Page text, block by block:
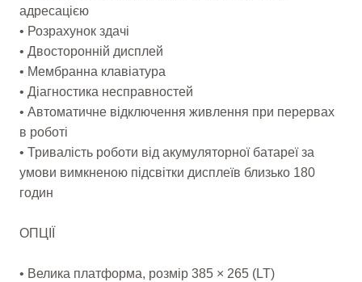
адресацією
• Розрахунок здачі
• Двосторонній дисплей
• Мембранна клавіатура
• Діагностика несправностей
• Автоматичне відключення живлення при перервах
в роботі
• Тривалість роботи від акумуляторної батареї за
умови вимкненою підсвітки дисплеїв близько 180
годин
ОПЦІЇ
• Велика платформа, розмір 385 × 265 (LT)